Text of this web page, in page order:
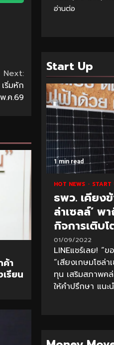
Next:
ริ่มหัก
.ค.69
า
รียน
อ่านต่อ
Start Up
1 min read
HOT NEWS START
ธพว. เคียงข้
ล่าเซลล์’ พ
กิจการเติบโ
01/09/2022
LINEแชร์เลย!
“เสียงเกษมโซล่
ทุน เสริมสภาพค
ให้คำปรึกษา แนะ